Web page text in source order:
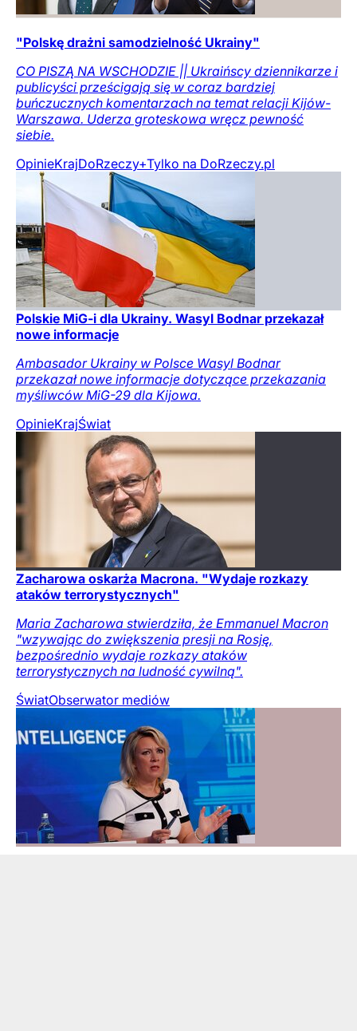
"Polskę drażni samodzielność Ukrainy"
CO PISZĄ NA WSCHODZIE || Ukraińscy dziennikarze i
publicyści prześcigają się w coraz bardziej
buńczucznych komentarzach na temat relacji Kijów-
Warszawa. Uderza groteskowa wręcz pewność
siebie.
OpinieKrajDoRzeczy+Tylko na DoRzeczy.pl
Polskie MiG-i dla Ukrainy. Wasyl Bodnar przekazał
nowe informacje
Ambasador Ukrainy w Polsce Wasyl Bodnar
przekazał nowe informacje dotyczące przekazania
myśliwców MiG-29 dla Kijowa.
OpinieKrajŚwiat
Zacharowa oskarża Macrona. "Wydaje rozkazy
ataków terrorystycznych"
Maria Zacharowa stwierdziła, że Emmanuel Macron
"wzywając do zwiększenia presji na Rosję,
bezpośrednio wydaje rozkazy ataków
terrorystycznych na ludność cywilną".
ŚwiatObserwator mediów